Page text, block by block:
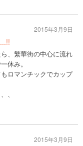
、繁華街の中心に流れ
休み。
ロマンチックでカップ
、
2015年3月9日
2015年3月9日